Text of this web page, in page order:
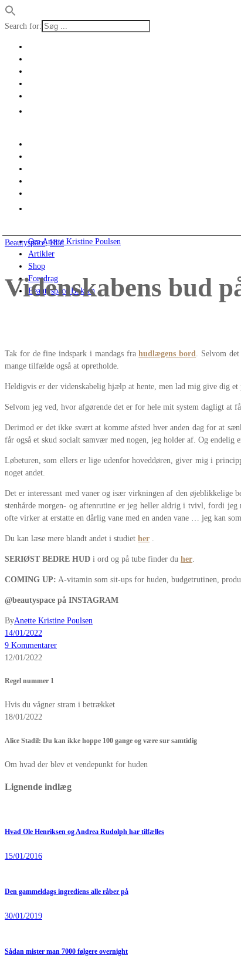
Search for:
Om Anette Kristine Poulsen
Artikler
Shop
Foredrag
Beautyspace Boksen
Beautyspace,Hud
Videnskabens bud
Tak for de fine indspark i mandags frahudlægens bord . Selvom
mange tilfælde også at opretholde.
Heldigvis er der videnskabelig hjælp at hente, men lad mig give dig et
Selvom jeg ved, hvor afgørende det er for hele mit system dagligt at
Derimod er det ikke svært at komme afsted hver anden dag for at
får også et skud socialt samvær med nogen, jeg holder af. Og
Løbeturen, som ellers er lige udenfor hoveddøren, giver mig i
noget andet.
Det er interessant med vaner og især virkningen af den øjeblikkelige
stenhårde morgen- og aftenrutine er jeg heller aldrig i tvivl, fordi jeg
ofte virker at erstatte en dårlig vane med en anden vane … jeg kan
Du kan læse mere blandt andet i studiet her
SERIØST BEDRE HUD i ord og på tube finder du her
COMING UP: A-vitamin som sit-ups for huden, budgetrutinen,
@beautyspace på INSTAGRAM
ByAnette Kristine Poulsen
14/01/2022
9 Kommentarer
12/01/2022
Regel nummer 1
Hvis du vågner stram i betrækket
18/01/2022
Alice Stadil: Du kan ikke hoppe 100 gange og være sur samtidig
Om hvad der blev et vendepunkt for huden
Lignende indlæg
Hvad Ole Henriksen og Andrea Rudolph har tilfælles
15/01/2016
Den gammeldags ingrediens alle råber på
30/01/2019
Sådan mister man 7000 følgere overnight